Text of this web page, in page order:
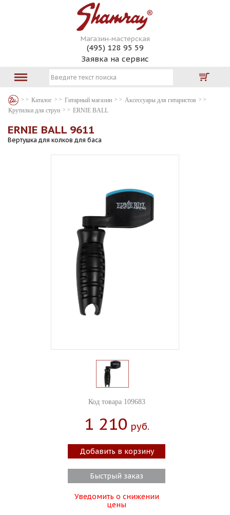
Магазин-мастерская
(495) 128 95 59
Заявка на сервис
Каталог Гитарный магазин
Аксессуары для гитаристов
Крутилки для струн
ERNIE BALL
ERNIE BALL 9611
Вертушка для колков для баса
Код товара 109683
1 210 Руб.
Добавить в корзину
Быстрый заказ
Уведомить о снижении
цены